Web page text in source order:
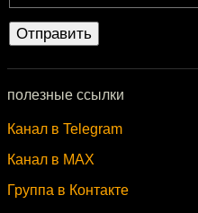
полезные ссылки
Канал в Telegram
Канал в MAX
Группа в Контакте